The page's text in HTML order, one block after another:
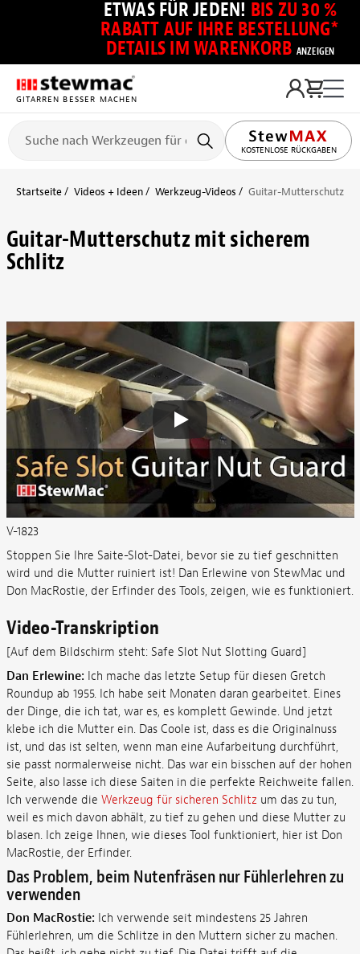
ETWAS FÜR JEDEN! BIS ZU 30 %
RABATT AUF IHRE BESTELLUNG*
DETAILS IM WARENKORB ANZEIGEN
GITARREN BESSER MACHEN
KOSTENLOSE RÜCKGABEN
Startseite Videos + Ideen Werkzeug-Videos Guitar-Mutterschutz
Guitar-Mutterschutz mit sicherem
Schlitz
V-1823
Stoppen Sie Ihre Saite-Slot-Datei, bevor sie zu tief geschnitten
wird und die Mutter ruiniert ist! Dan Erlewine von StewMac und
Don MacRostie, der Erfinder des Tools, zeigen, wie es funktioniert.
Video-Transkription
[Auf dem Bildschirm steht: Safe Slot Nut Slotting Guard]
Dan Erlewine: Ich mache das letzte Setup für diesen Gretch
Roundup ab 1955. Ich habe seit Monaten daran gearbeitet. Eines
der Dinge, die ich tat, war es, es komplett Gewinde. Und jetzt
klebe ich die Mutter ein. Das Coole ist, dass es die Originalnuss
ist, und das ist selten, wenn man eine Aufarbeitung durchführt,
sie passt normalerweise nicht. Das war ein bisschen auf der hohen
Seite, also lasse ich diese Saiten in die perfekte Reichweite fallen.
Ich verwende die Werkzeug für sicheren Schlitz um das zu tun,
weil es mich davon abhält, zu tief zu gehen und diese Mutter zu
blasen. Ich zeige Ihnen, wie dieses Tool funktioniert, hier ist Don
MacRostie, der Erfinder.
Das Problem, beim Nutenfräsen nur Fühlerlehren zu
verwenden
Don MacRostie: Ich verwende seit mindestens 25 Jahren
Fühlerlehren, um die Schlitze in den Muttern sicher zu machen.